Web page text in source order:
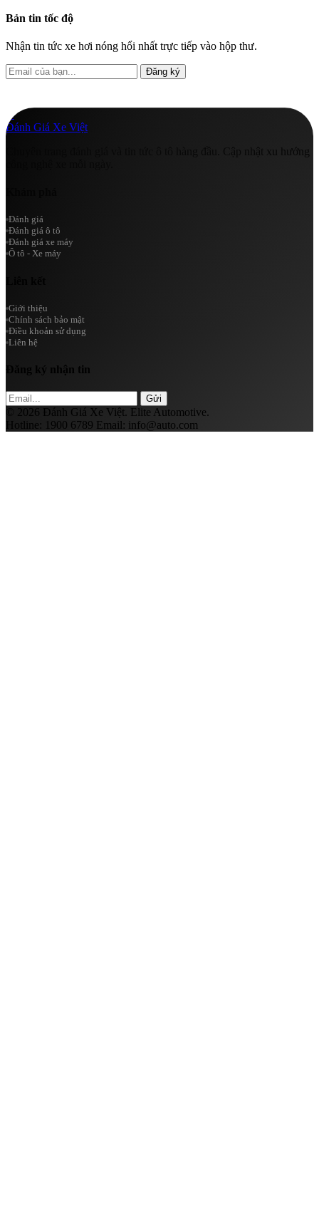
Bản tin tốc độ
Nhận tin tức xe hơi nóng hổi nhất trực tiếp vào hộp thư.
Đăng ký
A
Đánh Giá Xe Việt
Chuyên trang đánh giá và tin tức ô tô hàng đầu. Cập nhật xu hướng
Đánh giá
Đánh giá ô tô
Đánh giá xe máy
Ô tô - Xe máy
Giới thiệu
Chính sách bảo mật
Điều khoản sử dụng
Liên hệ
Đăng ký nhận tin
Gửi
© 2026 Đánh Giá Xe Việt. Elite Automotive.
Hotline: 1900 6789 Email: info@auto.com